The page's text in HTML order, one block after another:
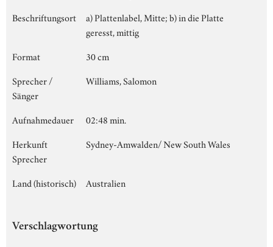
Beschriftungsort
a) Plattenlabel, Mitte; b) in die Platte
geresst, mittig
Format
30 cm
Sprecher /
Sänger
Williams, Salomon
Aufnahmedauer
02:48 min.
Herkunft
Sprecher
Sydney-Amwalden/ New South Wales
Land (historisch) Australien
Verschlagwortung